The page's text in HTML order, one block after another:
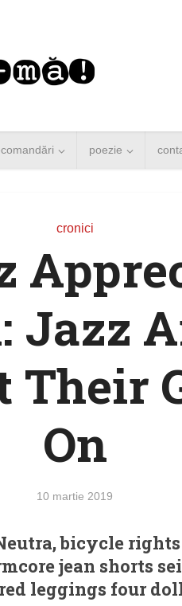
poezie
Concurs de reportaj
literar pentru noile
generații...
3 minute de citire
cronici
Jazz
Their
On
10 martie 2019
bicycle
jean shorts
leggings four